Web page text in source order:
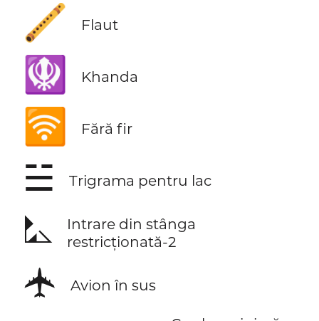
🪈 Flaut
🪯 Khanda
🛜 Fără fir
☱ Trigrama pentru lac
⛡
Intrare din stânga
restricționată-2
🛧 Avion în sus